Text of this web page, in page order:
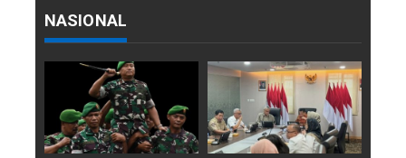
NASIONAL